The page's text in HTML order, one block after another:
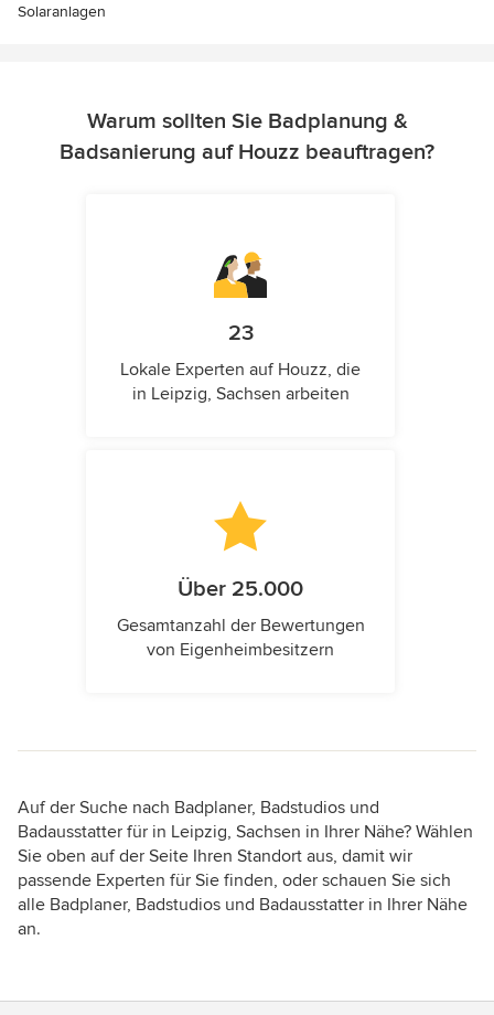
Solaranlagen
Warum sollten Sie Badplanung &
Badsanierung auf Houzz beauftragen?
23
Lokale Experten auf Houzz, die
in Leipzig, Sachsen arbeiten
Über 25.000
Gesamtanzahl der Bewertungen
von Eigenheimbesitzern
Auf der Suche nach Badplaner, Badstudios und
Badausstatter für in Leipzig, Sachsen in Ihrer Nähe? Wählen
Sie oben auf der Seite Ihren Standort aus, damit wir
passende Experten für Sie finden, oder schauen Sie sich
alle Badplaner, Badstudios und Badausstatter in Ihrer Nähe
an.